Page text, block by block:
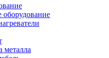
оборудование
металла